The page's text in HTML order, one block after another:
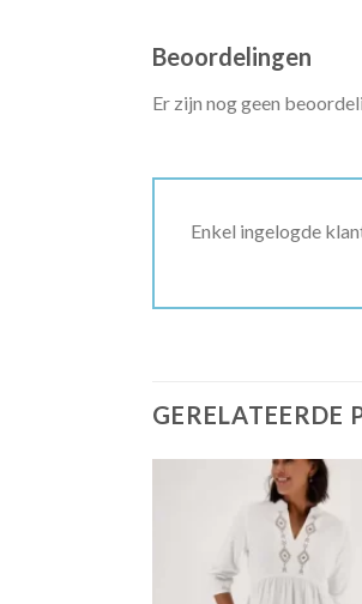
Beoordelingen
Er zijn nog geen
Enkel ingelogde
GERELATEERDE